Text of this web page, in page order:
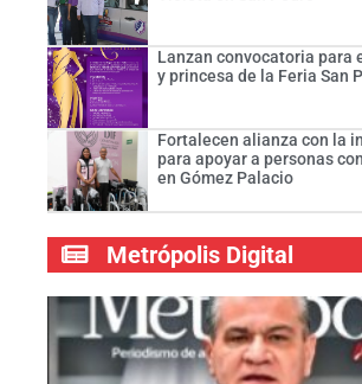
Lanzan convocatoria para
y princesa de la Feria San
Fortalecen alianza con la
para apoyar a personas
en Gómez Palacio
Metrópolis Digital